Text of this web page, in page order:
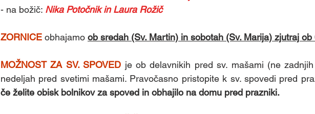
- na božič: Nika Potočnik in Laura Rožič
ZORNICE obhajamo ob sredah (Sv. Martin) in sobotah (Sv. Marija) zjutraj ob
MOŽNOST ZA SV. SPOVED je ob delavnikih pred sv. mašami (ne
nedeljah pred svetimi mašami. Pravočasno pristopite k sv. spovedi pred
če želite obisk bolnikov za spoved in obhajilo na domu pred prazniki.